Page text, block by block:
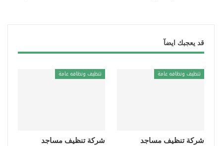
قد يعجبك ايضآ
تنظيف ونظافه عامة
شركة تنظيف مساجد
تنظيف ونظافه عامة
شركة تنظيف مساجد